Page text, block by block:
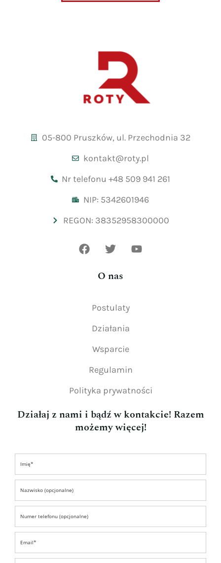
05-800 Pruszków, ul. Przechodnia 32
kontakt@roty.pl
Nr telefonu +48 509 941 261
NIP: 5342601946
REGON: 38352958300000
O nas
Postulaty
Działania
Wsparcie
Regulamin
Polityka prywatności
Działaj z nami i bądź w kontakcie! Razem
możemy więcej!